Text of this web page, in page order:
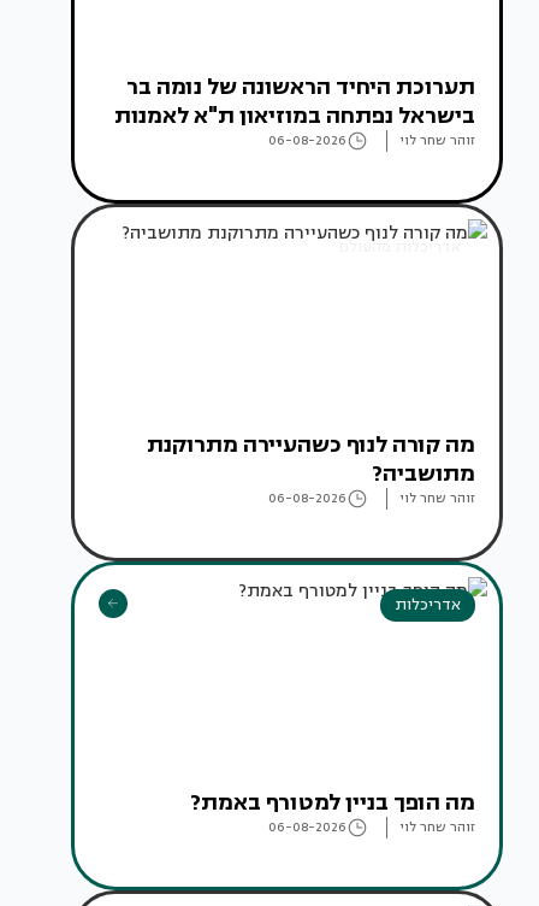
תערוכת היחיד הראשונה של נומה בר
בישראל נפתחה במוזיאון ת"א לאמנות
זוהר שחר לוי 06-08-2026
אדריכלות מהעולם
מה קורה לנוף כשהעיירה מתרוקנת
מתושביה?
זוהר שחר לוי 06-08-2026
אדריכלות
מה הופך בניין למטורף באמת?
זוהר שחר לוי 06-08-2026